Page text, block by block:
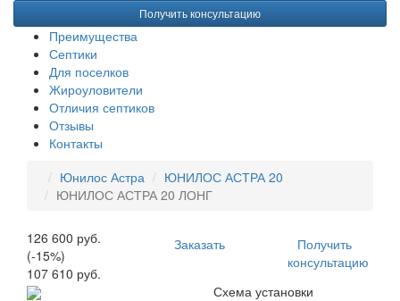
Получить консультацию
Преимущества
Септики
Для поселков
Жироуловители
Отличия септиков
Отзывы
Контакты
Юнилос Астра
ЮНИЛОС АСТРА 20
ЮНИЛОС АСТРА 20 ЛОНГ
126 600 руб.
(-15%)
107 610 руб.
Заказать
Получить
консультацию
Схема установки